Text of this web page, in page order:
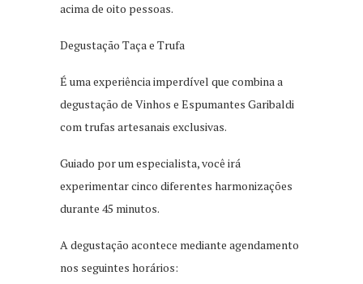
acima de oito pessoas.
Degustação Taça e Trufa
É uma experiência imperdível que combina a
degustação de Vinhos e Espumantes Garibaldi
com trufas artesanais exclusivas.
Guiado por um especialista, você irá
experimentar cinco diferentes harmonizações
durante 45 minutos.
A degustação acontece mediante agendamento
nos seguintes horários: